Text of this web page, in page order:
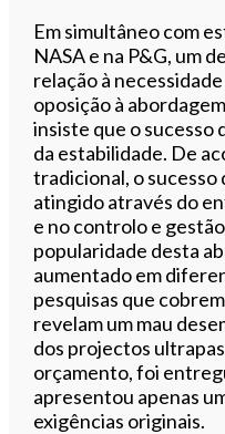
Em simultâneo com
NASA e na P&G, um
relação à
oposição à
insiste que o
da estabilidade. De
tradicional, o
atingido através do
e no controlo e
popularidade desta
aumentado em
pesquisas que
revelam um mau
dos projectos
orçamento, foi
apresentou apenas
exigências originais.